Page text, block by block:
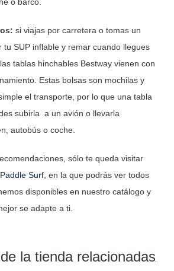
o barco.
si viajas por carretera o tomas un
tu SUP inflable y remar cuando llegues
tablas hinchables Bestway vienen con
Estas bolsas son mochilas y
el transporte, por lo que una tabla
subirla a un avión o llevarla
autobús o coche.
sólo te queda visitar
Paddle Surf, en la que podrás ver todos
disponibles en nuestro catálogo y
se adapte a ti.
la tienda relacionadas